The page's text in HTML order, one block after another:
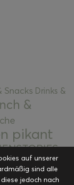
Snacks Drinks &
&
pikant
Kuchen und
&
auf unserer
sind alle
jedoch nach